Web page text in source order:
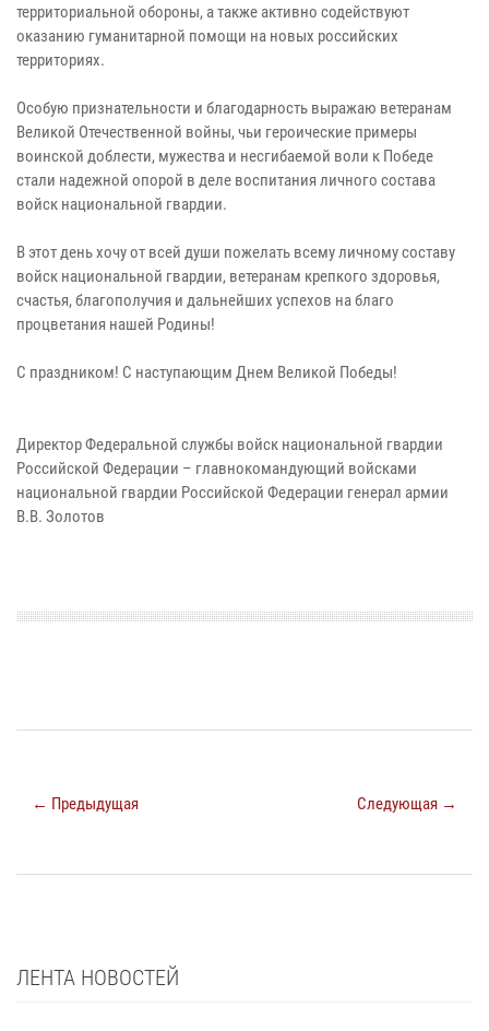
территориальной обороны, а также активно содействуют
оказанию гуманитарной помощи на новых российских
территориях.
Особую признательности и благодарность выражаю ветеранам
Великой Отечественной войны, чьи героические примеры
воинской доблести, мужества и несгибаемой воли к Победе
стали надежной опорой в деле воспитания личного состава
войск национальной гвардии.
В этот день хочу от всей души пожелать всему личному составу
войск национальной гвардии, ветеранам крепкого здоровья,
счастья, благополучия и дальнейших успехов на благо
процветания нашей Родины!
С праздником! С наступающим Днем Великой Победы!
Директор Федеральной службы войск национальной гвардии
Российской Федерации – главнокомандующий войсками
национальной гвардии Российской Федерации генерал армии
В.В. Золотов
← Предыдущая Следующая →
ЛЕНТА НОВОСТЕЙ